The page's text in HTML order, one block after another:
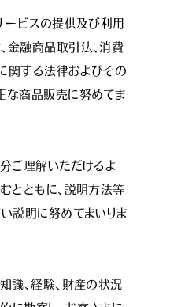
ービスの提供及び利用
金融商品取引法、消費
関する法律およびその
な商品販売に努めてま
ご理解いただけるよ
むとともに､説明方法等
説明に努めてまいりま
識､経験、財産の状況